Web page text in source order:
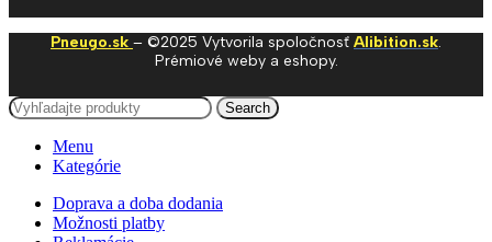
Pneugo.sk – ©2025 Vytvorila spoločnosť Alibition.sk.
Prémiové weby a eshopy.
Search
Menu
Kategórie
Doprava a doba dodania
Možnosti platby